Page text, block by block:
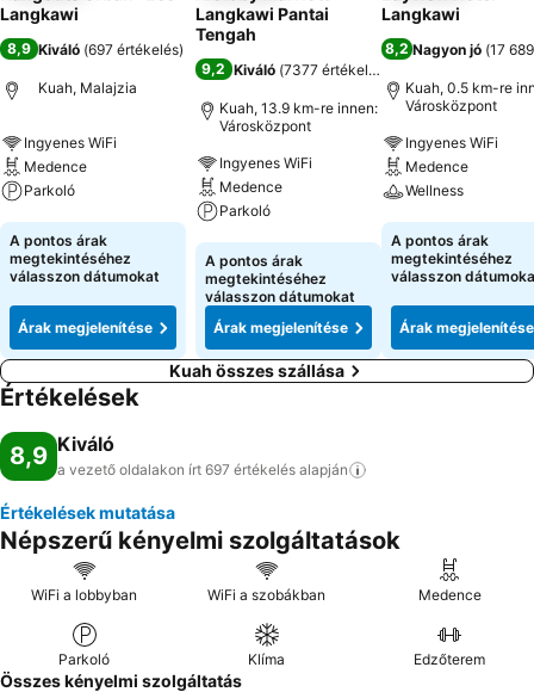
Langkawi
8,9 Kiváló (697 értékelés)
Kuah, Malajzia
Ingyenes WiFi
Medence
Parkoló
Árak megjelenítése
A pontos árak
megtekintéséhez
válasszon dátumokat
Árak megjelenítése
Langkawi Pantai
Tengah
9,2 Kiváló (7377 értékelés
Kuah, 13.9 km-re innen:
Városközpont
Ingyenes WiFi
Medence
Parkoló
Árak megjelenítése
A pontos árak
megtekintéséhez
válasszon dátumokat
Árak megjelenítése
Langkawi
8,2 Nagyon jó (17
Kuah, 0.5 km-re
Városközpont
Ingyenes WiFi
Medence
Wellness
Árak
A pontos árak
megtekintéséhez
válasszon
Árak megjelenítése
Kuah összes szállása
Értékelések
8,9 Kiváló
a vezető oldalakon írt 697 értékelés alapján
Értékelések mutatása
Népszerű kényelmi szolgáltatások
WiFi a lobbyban WiFi a szobákban Medence
Parkoló Klíma Edzőterem
Összes kényelmi szolgáltatás